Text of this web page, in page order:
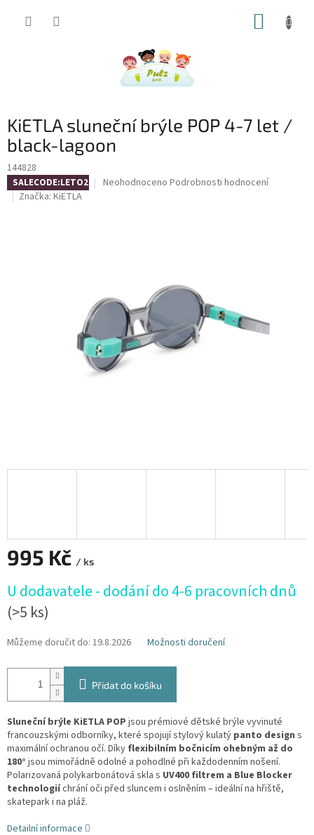
KiETLA sluneční brýle POP 4-7 let /
black-lagoon
144828
SALECODE:LETO26:4:%Průměrné
Neohodnoceno Podrobnosti hodnocení
Značka: KiETLA
995 Kč / ks
cena:
U dodavatele - dodání do 4-6 pracovních dnů
(>5 ks)
Můžeme doručit do: 19.8.2026 Možnosti doručení
Přidat do košíku
Sluneční brýle KiETLA POP jsou prémiové dětské brýle vyvinuté
francouzskými odborníky, které spojují stylový kulatý panto design s
maximální ochranou očí. Díky flexibilním bočnicím ohebným až do
180° jsou mimořádně odolné a pohodlné při každodenním nošení.
Polarizovaná polykarbonátová skla s UV400 filtrem a Blue Blocker
technologiíchrání oči před sluncem i oslněním – ideální na hřiště,
skatepark i na pláž.
Detailní informace